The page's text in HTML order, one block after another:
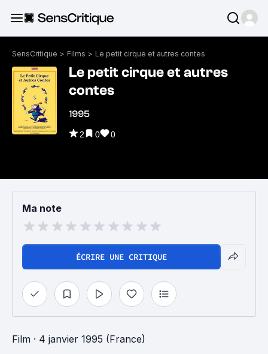
SensCritique > Films > Le petit cirque et autres contes
Le petit cirque et autres
contes
1995
2 0 0
Ma note
ÉCRIRE UNE CRITIQUE
Film · 4 janvier 1995 (France)